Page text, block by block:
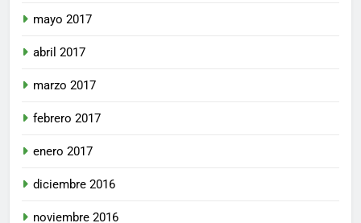
mayo 2017
abril 2017
marzo 2017
febrero 2017
enero 2017
diciembre 2016
noviembre 2016